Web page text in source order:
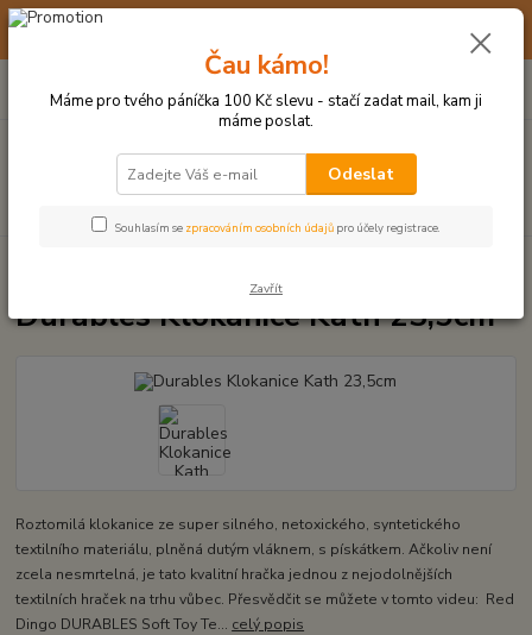
☀️ 10. - 14. SRPNA 2026 MÁME DOVOLENOU ☀️ OBJEDNÁVKY
po–pá: 9–17 hod.
za0 Kč
Durables Klokanice Kath 23,5cm
Roztomilá klokanice ze super silného, netoxického, syntetického
textilního materiálu, plněná dutým vláknem, s pískátkem. Ačkoliv není
zcela nesmrtelná, je tato kvalitní hračka jednou z nejodolnějších
textilních hraček na trhu vůbec. Přesvědčit se můžete v tomto videu: Red
Dingo DURABLES Soft Toy Te... celý popis
Čau kámo!
Máme pro tvého páníčka 100 Kč slevu - stačí zadat mail, kam ji
máme poslat.
Odeslat
Souhlasím se zpracováním osobních údajů pro účely registrace.
Zavřít